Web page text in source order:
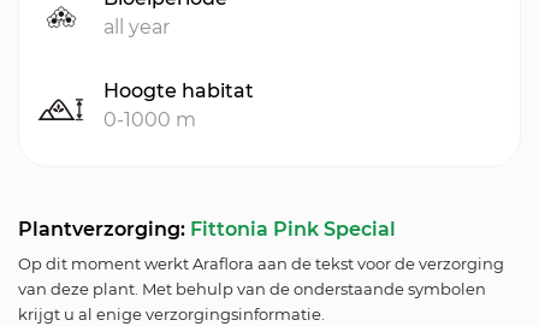
all year
Hoogte habitat
0-1000 m
Plantverzorging: Fittonia Pink Special
Op dit moment werkt Araflora aan de tekst voor de verzorging
van deze plant. Met behulp van de onderstaande symbolen
krijgt u al enige verzorgingsinformatie.